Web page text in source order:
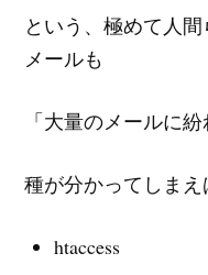
という、極めて人
メールも
「大量のメールに
種が分かってしま
htaccess